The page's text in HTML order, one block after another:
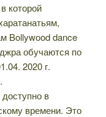
которой
Bollywood dance
обучаются по
2020 г.
в
времени. Это